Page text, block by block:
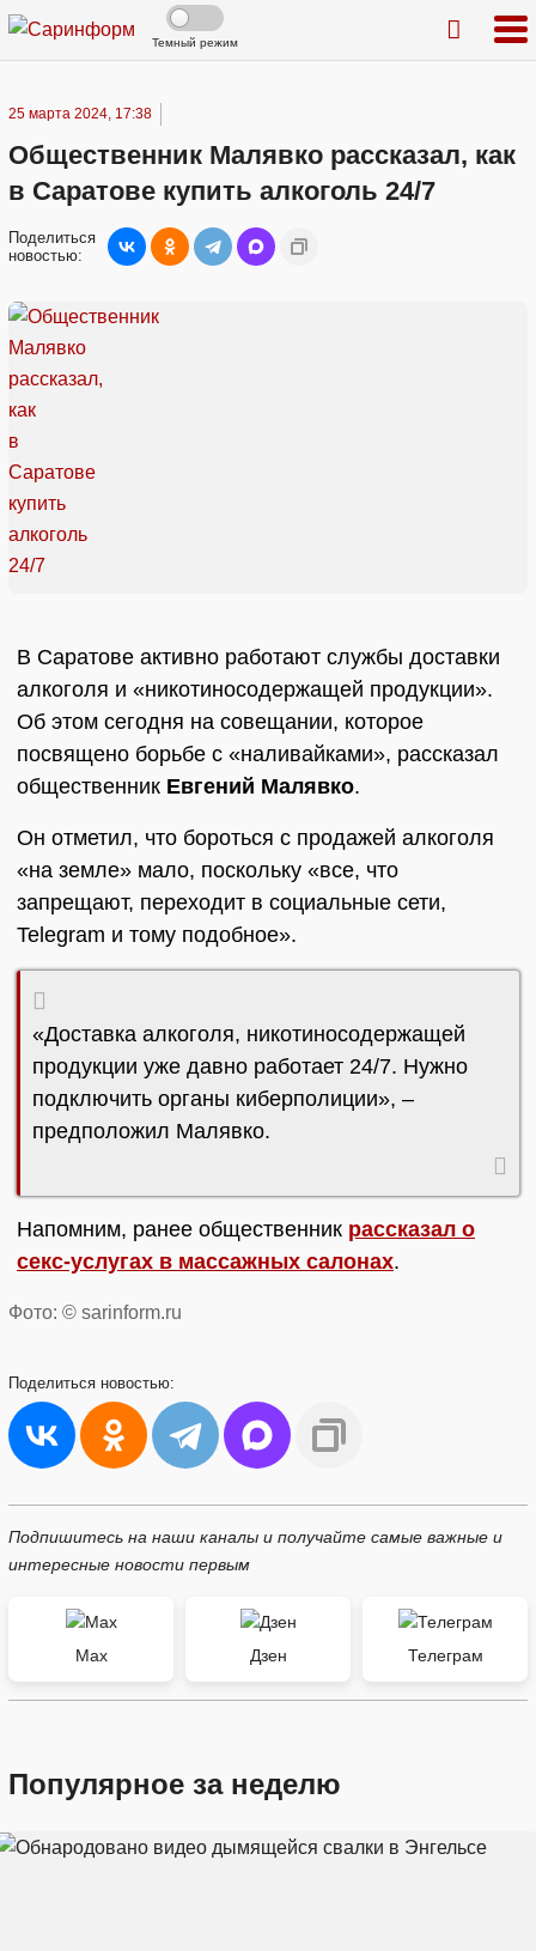
Темный режим
25 марта 2024, 17:38
Общественник Малявко рассказал, как
в Саратове купить алкоголь 24/7
Поделиться
новостью:
В Саратове активно работают службы доставки
алкоголя и «никотиносодержащей продукции».
Об этом сегодня на совещании, которое
посвящено борьбе с «наливайками», рассказал
общественник Евгений Малявко.
Он отметил, что бороться с продажей алкоголя
«на земле» мало, поскольку «все, что
запрещают, переходит в социальные сети,
Telegram и тому подобное».
«Доставка алкоголя, никотиносодержащей
продукции уже давно работает 24/7. Нужно
подключить органы киберполиции», –
предположил Малявко.
Напомним, ранее общественник рассказал о
секс-услугах в массажных салонах.
Фото: © sarinform.ru
Поделиться новостью:
Подпишитесь на наши каналы и получайте самые важные и
интересные новости первым
Max Дзен Телеграм
Популярное за неделю